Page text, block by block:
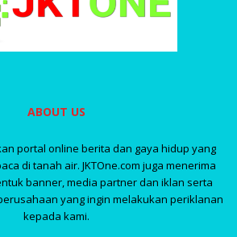
ABOUT US
portal online berita dan gaya hidup yang
di tanah air. JKTOne.com juga menerima
banner, media partner dan iklan serta
yang ingin melakukan periklanan
kepada kami.